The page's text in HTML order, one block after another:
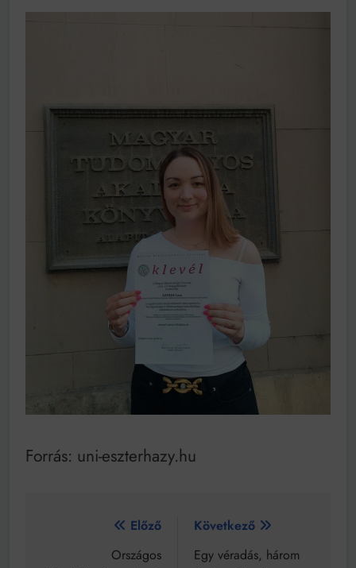
Forrás: uni-eszterhazy.hu
Bejegyzés
navigáció
Előző
Országos
Következő
Egy véradás, három